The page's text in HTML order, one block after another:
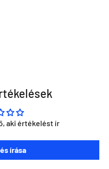
aki értékelést ír
írása
minden Direct Darts